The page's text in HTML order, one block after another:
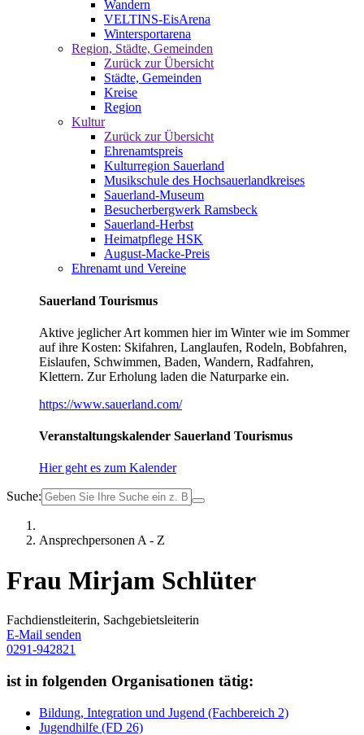
Wandern
VELTINS-EisArena
Wintersportarena
Region, Städte, Gemeinden
Zurück zur Übersicht
Städte, Gemeinden
Kreise
Region
Kultur
Zurück zur Übersicht
Ehrenamtspreis
Kulturregion Sauerland
Musikschule des Hochsauerlandkreises
Sauerland-Museum
Besucherbergwerk Ramsbeck
Sauerland-Herbst
Heimatpflege HSK
August-Macke-Preis
Ehrenamt und Vereine
Sauerland Tourismus
Aktive jeglicher Art kommen hier im Winter wie im Sommer
auf ihre Kosten: Skifahren, Langlaufen, Rodeln, Bobfahren,
Eislaufen, Schwimmen, Baden, Wandern, Radfahren,
Klettern. Zur Erholung laden die Naturparke ein.
https://www.sauerland.com/
Veranstaltungskalender Sauerland Tourismus
Hier geht es zum Kalender
Suche:
Ansprechpersonen A - Z
Frau Mirjam Schlüter
Fachdienstleiterin, Sachgebietsleiterin
E-Mail senden
0291-942821
ist in folgenden Organisationen tätig:
Bildung, Integration und Jugend (Fachbereich 2)
Jugendhilfe (FD 26)